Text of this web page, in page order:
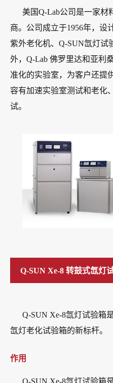
美国Q-Lab公司是一家材
商。公司成立于1956年，设
紫外老化机、Q-SUN氙灯试
外，Q-Lab 佛罗里达和亚利
准化的实验室，为客户还提
容有加速实验室测试和老化
试。
Q-SUN Xe-8 转鼓式氙灯
Q-SUN Xe-8氙灯试验箱
氙灯老化试验箱的新标杆。
作用